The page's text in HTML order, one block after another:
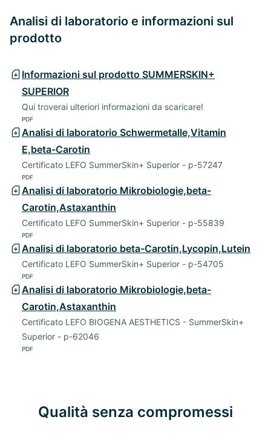
Analisi di laboratorio e informazioni sul
prodotto
Informazioni sul prodotto SUMMERSKIN+
SUPERIOR
Qui troverai ulteriori informazioni da scaricare!
PDF
Analisi di laboratorio Schwermetalle,Vitamin
E,beta-Carotin
Certificato LEFO SummerSkin+ Superior - p-57247
PDF
Analisi di laboratorio Mikrobiologie,beta-
Carotin,Astaxanthin
Certificato LEFO SummerSkin+ Superior - p-55839
PDF
Analisi di laboratorio beta-Carotin,Lycopin,Lutein
Certificato LEFO SummerSkin+ Superior - p-54705
PDF
Analisi di laboratorio Mikrobiologie,beta-
Carotin,Astaxanthin
Certificato LEFO BIOGENA AESTHETICS - SummerSkin+
Superior - p-62046
PDF
Qualità senza compromessi